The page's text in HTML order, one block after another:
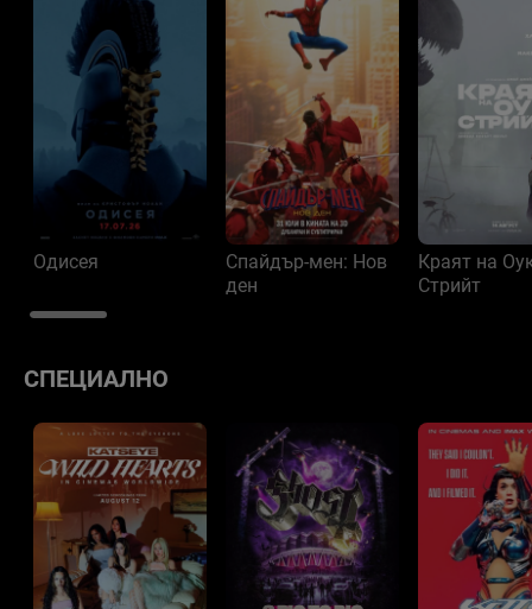
Одисея
Спайдър-мен: Нов
ден
Краят на
Стрийт
СПЕЦИАЛНО